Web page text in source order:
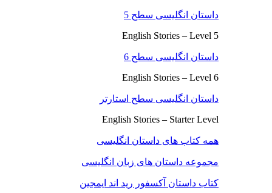
داستان انگلیسی سطح 5
English Stories – Level 5
داستان انگلیسی سطح 6
English Stories – Level 6
داستان انگلیسی سطح استارتر
English Stories – Starter Level
همه کتاب های داستان انگلیسی
مجموعه داستان های زبان انگلیسی
کتاب داستان آکسفور رید اند ایمجین